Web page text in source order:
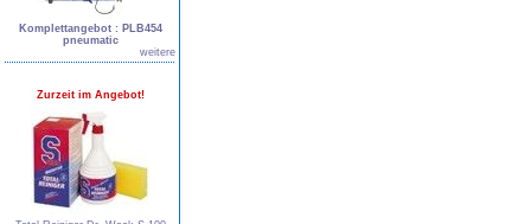
Komplettangebot : PLB454
pneumatic
weitere
Zurzeit im Angebot!